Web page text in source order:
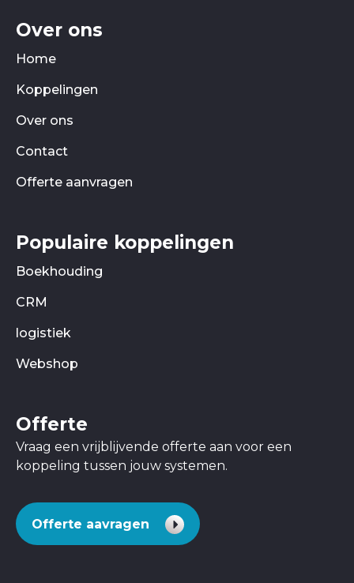
Over ons
Home
Koppelingen
Over ons
Contact
Offerte aanvragen
Populaire koppelingen
Boekhouding
CRM
logistiek
Webshop
Offerte
Vraag een vrijblijvende offerte aan voor een
koppeling tussen jouw systemen.
Offerte aavragen